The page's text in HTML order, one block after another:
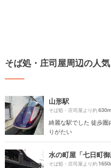
そば処・庄司屋周辺の人
山形駅
そば処・庄司屋より約630m
綺麗な駅でした 徒歩
りがたい
水の町屋「七日町御
そば処・庄司屋より約